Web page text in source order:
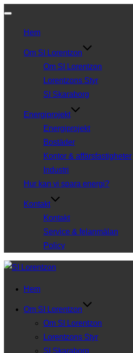
på/avHem
Om SI Lorentzon
Om SI Lorentzon
Lorentzons Styr
SI Skaraborg
Energiprojekt
Energiprojekt
Bostäder
Kontor & affärsfastigheter
Industri
Hur kan vi spara energi?
Kontakt
Kontakt
Service & felanmälan
Policy
Hoppa
innehåll
Hem
Om SI Lorentzon
Om SI Lorentzon
Lorentzons Styr
SI Skaraborg